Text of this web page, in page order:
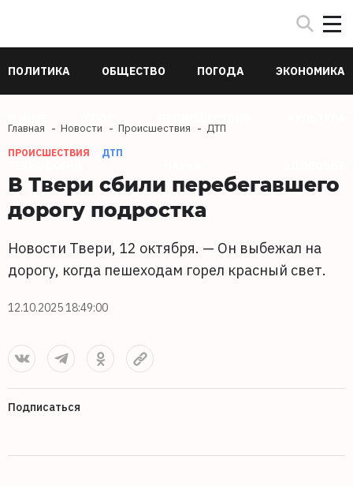
ПОЛИТИКА ОБЩЕСТВО ПОГОДА ЭКОНОМИКА
Главная Новости Происшествия ДТП
ПРОИСШЕСТВИЯ ДТП
В Твери сбили перебегавшего
дорогу подростка
Новости Твери, 12 октября. — Он выбежал на
дорогу, когда пешеходам горел красный свет.
12.10.2025 18:49:00
Подписаться